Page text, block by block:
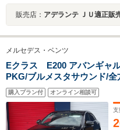
販売店： アデランテ ＪＵ適正販
メルセデス・ベンツ
Eクラス E200 アバンギャ
PKG/ブルメスタサウンド/
バランスPKG/パワーバック
購入プラン付 オンライン相談可
支